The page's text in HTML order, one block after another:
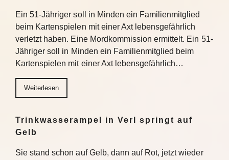
Ein 51-Jähriger soll in Minden ein Familienmitglied
beim Kartenspielen mit einer Axt lebensgefährlich
verletzt haben. Eine Mordkommission ermittelt. Ein 51-
Jähriger soll in Minden ein Familienmitglied beim
Kartenspielen mit einer Axt lebensgefährlich…
Weiterlesen
Trinkwasserampel in Verl springt auf
Gelb
Sie stand schon auf Gelb, dann auf Rot, jetzt wieder